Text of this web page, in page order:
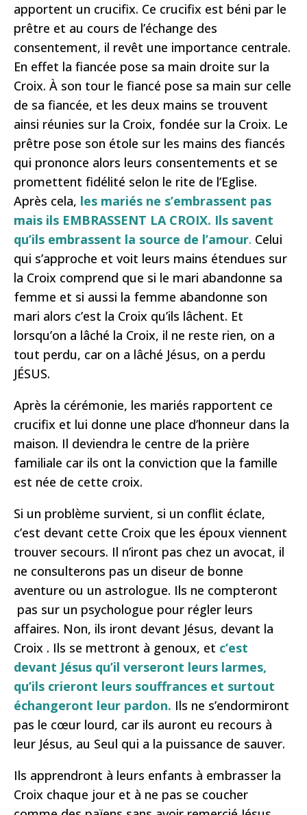
apportent un crucifix. Ce crucifix est béni par le
prêtre et au cours de l’échange des
consentement, il revêt une importance centrale.
En effet la fiancée pose sa main droite sur la
Croix. À son tour le fiancé pose sa main sur celle
de sa fiancée, et les deux mains se trouvent
ainsi réunies sur la Croix, fondée sur la Croix. Le
prêtre pose son étole sur les mains des fiancés
qui prononce alors leurs consentements et se
promettent fidélité selon le rite de l’Eglise.
Après cela, les mariés ne s’embrassent pas
mais ils EMBRASSENT LA CROIX. Ils savent
qu’ils embrassent la source de l’amour. Celui
qui s’approche et voit leurs mains étendues sur
la Croix comprend que si le mari abandonne sa
femme et si aussi la femme abandonne son
mari alors c’est la Croix qu’ils lâchent. Et
lorsqu’on a lâché la Croix, il ne reste rien, on a
tout perdu, car on a lâché Jésus, on a perdu
JÉSUS.
Après la cérémonie, les mariés rapportent ce
crucifix et lui donne une place d’honneur dans la
maison. Il deviendra le centre de la prière
familiale car ils ont la conviction que la famille
est née de cette croix.
Si un problème survient, si un conflit éclate,
c’est devant cette Croix que les époux viennent
trouver secours. Il n’iront pas chez un avocat, il
ne consulterons pas un diseur de bonne
aventure ou un astrologue. Ils ne compteront
pas sur un psychologue pour régler leurs
affaires. Non, ils iront devant Jésus, devant la
Croix . Ils se mettront à genoux, et c’est
devant Jésus qu’il verseront leurs larmes,
qu’ils crieront leurs souffrances et surtout
échangeront leur pardon. Ils ne s’endormiront
pas le cœur lourd, car ils auront eu recours à
leur Jésus, au Seul qui a la puissance de sauver.
Ils apprendront à leurs enfants à embrasser la
Croix chaque jour et à ne pas se coucher